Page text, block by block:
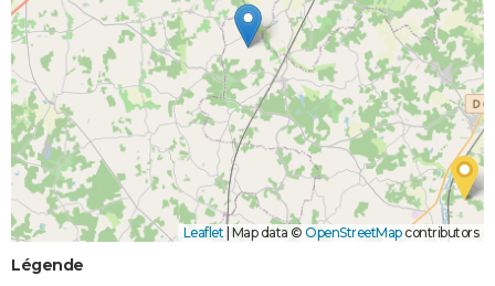
Leaflet Map data © OpenStreetMapcontributors
Légende